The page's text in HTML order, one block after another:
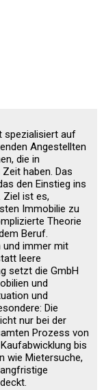
spezialisiert auf
Angestellten
die in
haben. Das
den Einstieg ins
Ziel ist es,
Immobilie zu
Theorie
Beruf.
und immer mit
leere
setzt die GmbH
und
und
Die
nur bei der
Prozess von
bis
wie Mietersuche,